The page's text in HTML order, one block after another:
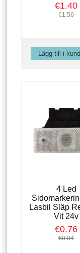
€1.40
€1.56
4 Led
Lasbil Släp
Vit 24v
€0.76
€0.84